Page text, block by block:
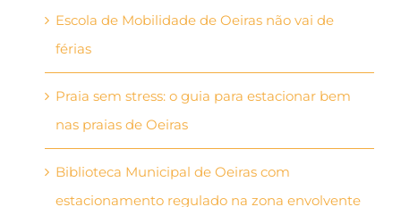
Escola de Mobilidade de Oeiras não vai de
férias
Praia sem stress: o guia para estacionar bem
nas praias de Oeiras
Biblioteca Municipal de Oeiras com
estacionamento regulado na zona envolvente